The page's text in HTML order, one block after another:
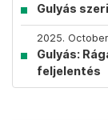
Gulyás
2025. October
Gulyás:
feljelentés